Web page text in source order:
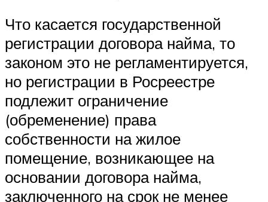
Что касается государственной
регистрации договора найма, то
законом это не регламентируется,
но регистрации в Росреестре
подлежит ограничение
(обременение) права
собственности на жилое
помещение, возникающее на
основании договора найма,
заключенного на срок не менее